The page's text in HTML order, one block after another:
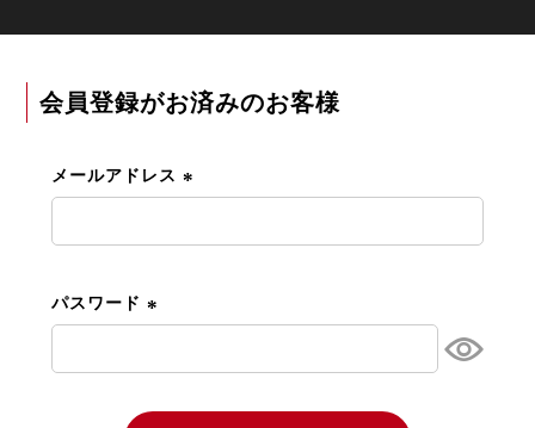
会員登録がお済みのお客様
メールアドレス
パスワード